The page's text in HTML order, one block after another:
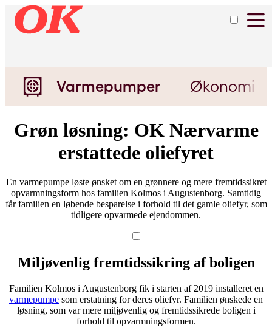
Varmepumper Økonomi
Grøn løsning: OK Nærvarme
erstattede oliefyret
En varmepumpe løste ønsket om en grønnere og mere fremtidssikret
opvarmningsform hos familien Kolmos i Augustenborg. Samtidig
får familien en løbende besparelse i forhold til det gamle oliefyr, som
tidligere opvarmede ejendommen.
Miljøvenlig fremtidssikring af boligen
Familien Kolmos i Augustenborg fik i starten af 2019 installeret en
varmepumpe som erstatning for deres oliefyr. Familien ønskede en
løsning, som var mere miljøvenlig og fremtidssikrede boligen i
forhold til opvarmningsformen.